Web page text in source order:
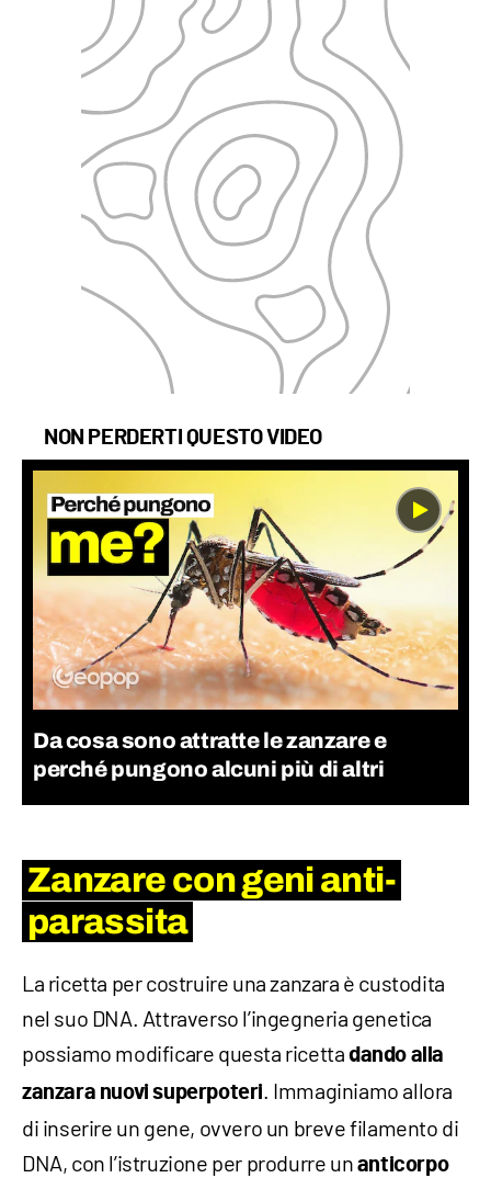
NON PERDERTI QUESTO VIDEO
Da cosa sono attratte le zanzare e
perché pungono alcuni più di altri
Zanzare con geni anti-
parassita
La ricetta per costruire una zanzara è custodita
nel suo DNA. Attraverso l’ingegneria genetica
possiamo modificare questa ricettadando alla
zanzara nuovi superpoteri. Immaginiamo allora
di inserire un gene, ovvero un breve filamento di
DNA, con l’istruzione per produrre un anticorpo